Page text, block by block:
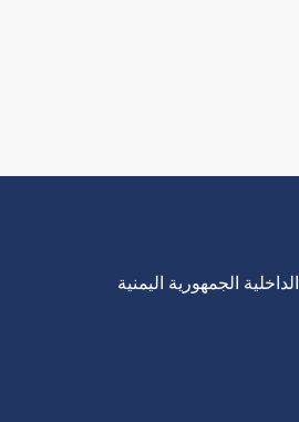
الجمهورية اليمنية